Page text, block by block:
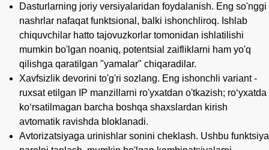
Dasturlarning joriy versiyalaridan foydalanish. Eng so'nggi
nashrlar nafaqat funktsional, balki ishonchliroq. Ishlab
chiquvchilar hatto tajovuzkorlar tomonidan ishlatilishi
mumkin bo'lgan noaniq, potentsial zaifliklarni ham yo'q
qilishga qaratilgan "yamalar" chiqaradilar.
Xavfsizlik devorini to'g'ri sozlang. Eng ishonchli variant -
ruxsat etilgan IP manzillarni ro'yxatdan o'tkazish; roʻyxatda
koʻrsatilmagan barcha boshqa shaxslardan kirish
avtomatik ravishda bloklanadi.
Avtorizatsiyaga urinishlar sonini cheklash. Ushbu funktsiya